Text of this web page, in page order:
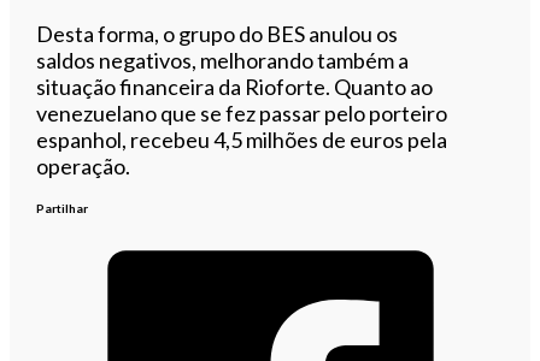
Desta forma, o grupo do BES anulou os
saldos negativos, melhorando também a
situação financeira da Rioforte. Quanto ao
venezuelano que se fez passar pelo porteiro
espanhol, recebeu 4,5 milhões de euros pela
operação.
Partilhar